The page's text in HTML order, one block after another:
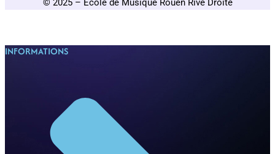
© 2025 – École de Musique Rouen Rive Droite
INFORMATIONS